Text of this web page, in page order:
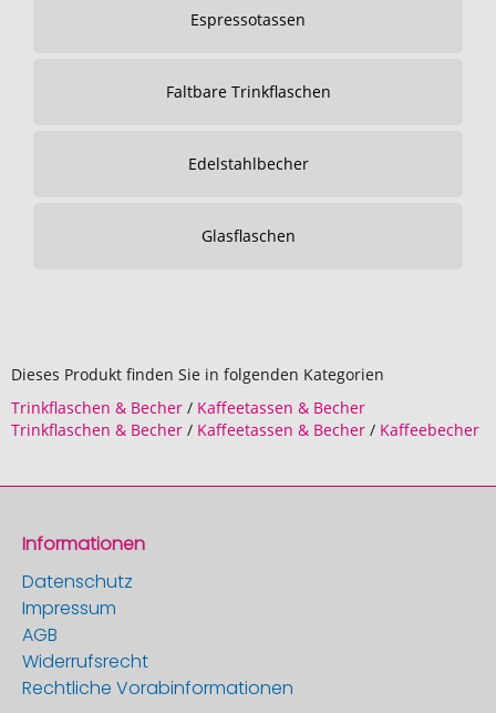
Espressotassen
Faltbare Trinkflaschen
Edelstahlbecher
Glasflaschen
Dieses Produkt finden Sie in folgenden Kategorien
Trinkflaschen & Becher / Kaffeetassen & Becher
Trinkflaschen & Becher / Kaffeetassen & Becher / Kaffeebecher
Informationen
Datenschutz
Impressum
AGB
Widerrufsrecht
Rechtliche Vorabinformationen